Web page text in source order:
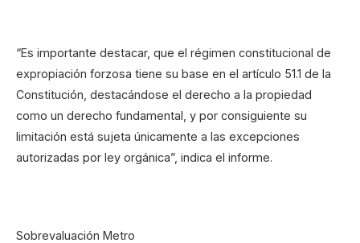
“Es importante destacar, que el régimen constitucional de
expropiación forzosa tiene su base en el artículo 51.1 de la
Constitución, destacándose el derecho a la propiedad
como un derecho fundamental, y por consiguiente su
limitación está sujeta únicamente a las excepciones
autorizadas por ley orgánica”, indica el informe.
Sobrevaluación Metro